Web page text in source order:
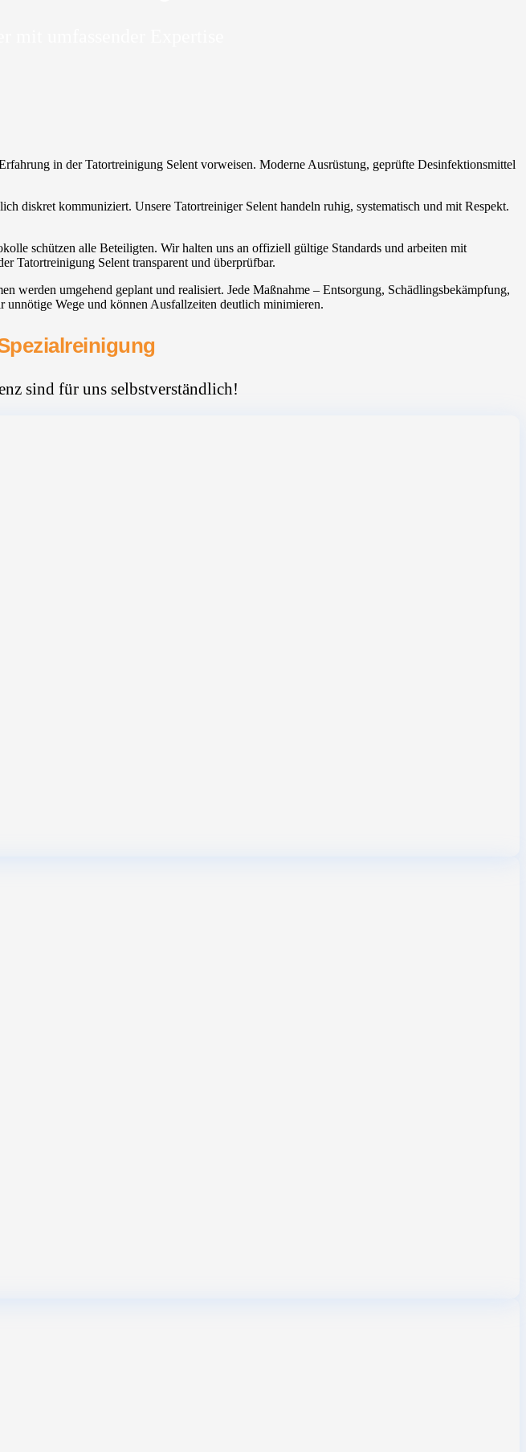
in der Tatortreinigung Selent vorweisen. Moderne Ausrüstung, geprüfte Desinfektionsmittel
diskret kommuniziert. Unsere Tatortreiniger Selent handeln ruhig, systematisch und mit Respekt.
schützen alle Beteiligten. Wir halten uns an offiziell gültige Standards und arbeiten mit
Tatortreinigung Selent transparent und überprüfbar.
werden umgehend geplant und realisiert. Jede Maßnahme – Entsorgung, Schädlingsbekämpfung,
Wege und können Ausfallzeiten deutlich minimieren.
sind für uns selbstverständlich!